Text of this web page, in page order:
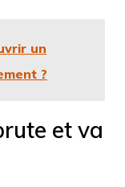
un
?
et va